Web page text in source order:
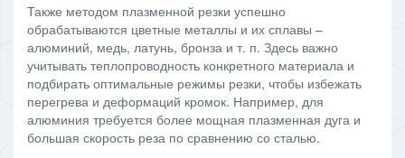
Также методом плазменной резки успешно
обрабатываются цветные металлы и их сплавы –
алюминий, медь, латунь, бронза и т. п. Здесь важно
учитывать теплопроводность конкретного материала и
подбирать оптимальные режимы резки, чтобы избежать
перегрева и деформаций кромок. Например, для
алюминия требуется более мощная плазменная дуга и
большая скорость реза по сравнению со сталью.